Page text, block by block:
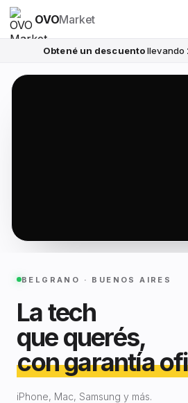
OVOMarket
Obtené un descuentollevando
BELGRANO · BUENOS AIRES
La tech
que querés,
con garantía
iPhone, Mac, Samsung y más.